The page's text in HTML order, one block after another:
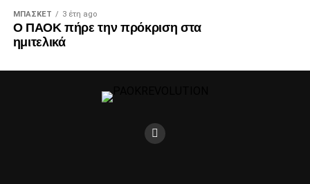
ΜΠΆΣΚΕΤ 3 έτη ago
Ο ΠΑΟΚ πήρε την πρόκριση στα
ημιτελικά